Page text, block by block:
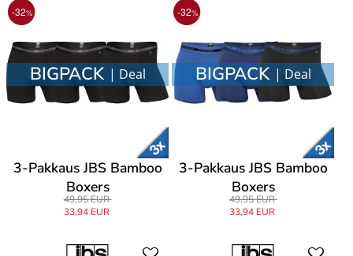
-32%
BIGPACK | Deal
3-Pakkaus JBS Bamboo
Boxers
49,95 EUR
33,94 EUR
-32%
BIGPACK | Deal
3-Pakkaus JBS Bamboo
Boxers
49,95 EUR
33,94 EUR